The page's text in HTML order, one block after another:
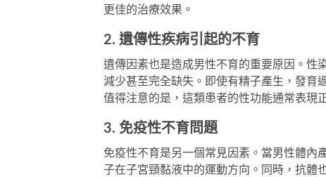
更佳的治療效果。
2. 遺傳性疾病引起的不育
遺傳因素也是造成男性不育的重要原因。性
減少甚至完全缺失。即使有精子產生，發育
值得注意的是，這類患者的性功能通常表現
3. 免疫性不育問題
免疫性不育是另一個常見因素。當男性體內
子在子宮頸黏液中的運動方向。同時，抗體